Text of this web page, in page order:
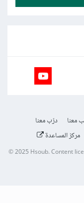
معنا
درّب معنا
مركز المساعدة
© 2025Hsoub.Content